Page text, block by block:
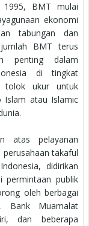
1995, BMT mulai
ekonomi
tabungan dan
BMT terus
penting dalam
di tingkat
tolok ukur untuk
Islam atau Islamic
atas pelayanan
takaful
didirikan
permintaan publik
oleh berbagai
Bank Muamalat
dan beberapa